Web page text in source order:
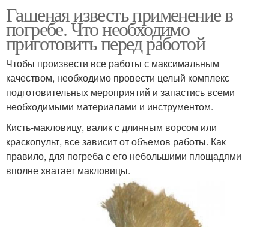
Гашеная известь применение в
погребе. Что необходимо
приготовить перед работой
Чтобы произвести все работы с максимальным
качеством, необходимо провести целый комплекс
подготовительных мероприятий и запастись всеми
необходимыми материалами и инструментом.
Кисть-макловицу, валик с длинным ворсом или
краскопульт, все зависит от объемов работы. Как
правило, для погреба с его небольшими площадями
вполне хватает макловицы.